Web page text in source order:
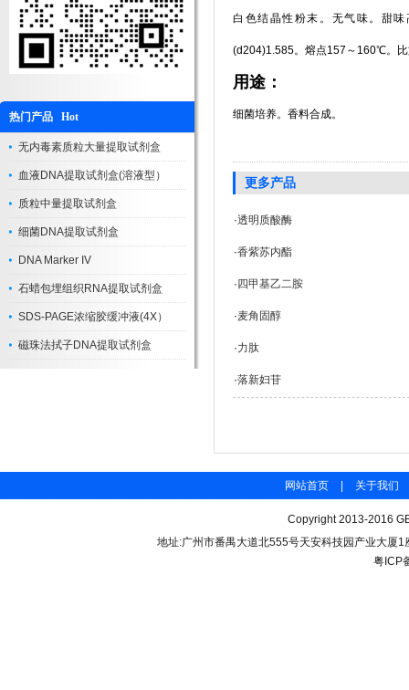
热门产品 Hot
无内毒素质粒大量提取试剂盒
血液DNA提取试剂盒(溶液型）
质粒中量提取试剂盒
细菌DNA提取试剂盒
DNA Marker IV
石蜡包埋组织RNA提取试剂盒
SDS-PAGE浓缩胶缓冲液(4X）
磁珠法拭子DNA提取试剂盒
白色结晶性粉末。无气味。甜
(d204)1.585。熔点157～160℃。
用途：
细菌培养。香料合成。
更多产品
·透明质酸酶
·香紫苏内酯
· 四甲基乙二胺
·麦角固醇
·力肽
·落新妇苷
网站首页 关于我们
Copyright 2013-2016
地址:广州市番禺大道北555号天安科技园产业大厦
粤ICP